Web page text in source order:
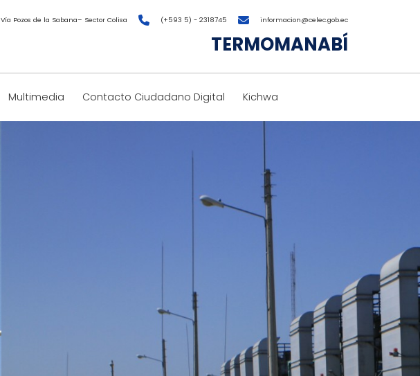
Vía Pozos de la Sabana– Sector Colisa (+593 5) - 2318745 informacion@celec.gob.ec
TERMOMANABÍ
Multimedia Contacto Ciudadano Digital Kichwa